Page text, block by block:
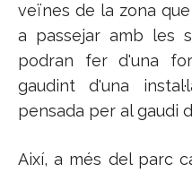
veïnes de la zona
a passejar amb les
podran fer d'una
gaudint d'una
pensada per al gaudi
Així, a més del parc